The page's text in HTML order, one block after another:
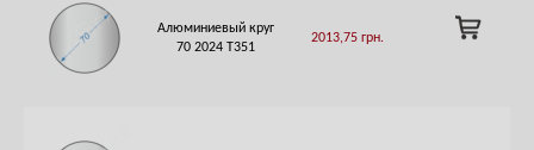
Алюминиевый круг
70 2024 Т351
2013,75 грн.
ADD
TO